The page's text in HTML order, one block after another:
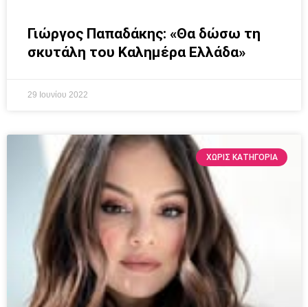
Γιώργος Παπαδάκης: «Θα δώσω τη
σκυτάλη του Καλημέρα Ελλάδα»
29 Ιουνίου 2022
ΧΩΡΊΣ ΚΑΤΗΓΟΡΊΑ